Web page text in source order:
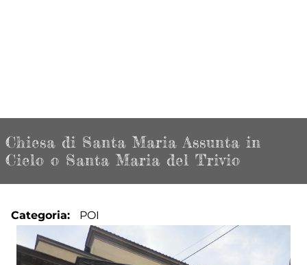
Chiesa di Santa Maria Assunta in
Cielo o Santa Maria del Trivio
Categoria POI